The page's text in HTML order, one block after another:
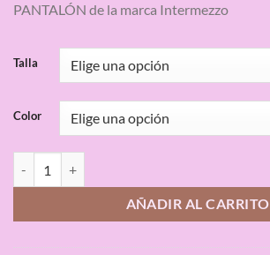
base a
cliente
PANTALÓN de la marca Intermezzo
Talla
Color
AÑADIR AL CARRITO